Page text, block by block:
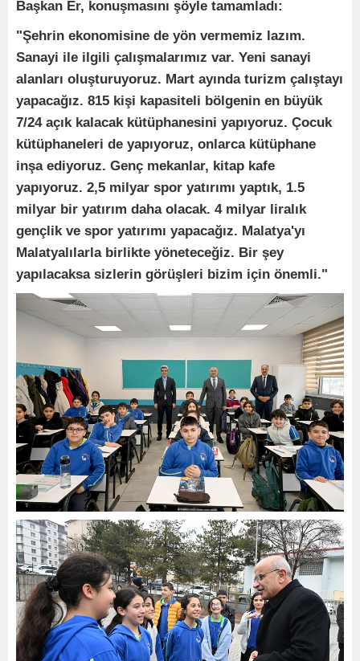
Başkan Er, konuşmasını şöyle tamamladı:
"Şehrin ekonomisine de yön vermemiz lazım.
Sanayi ile ilgili çalışmalarımız var. Yeni sanayi
alanları oluşturuyoruz. Mart ayında turizm çalıştayı
yapacağız. 815 kişi kapasiteli bölgenin en büyük
7/24 açık kalacak kütüphanesini yapıyoruz. Çocuk
kütüphaneleri de yapıyoruz, onlarca kütüphane
inşa ediyoruz. Genç mekanlar, kitap kafe
yapıyoruz. 2,5 milyar spor yatırımı yaptık, 1.5
milyar bir yatırım daha olacak. 4 milyar liralık
gençlik ve spor yatırımı yapacağız. Malatya'yı
Malatyalılarla birlikte yöneteceğiz. Bir şey
yapılacaksa sizlerin görüşleri bizim için önemli."